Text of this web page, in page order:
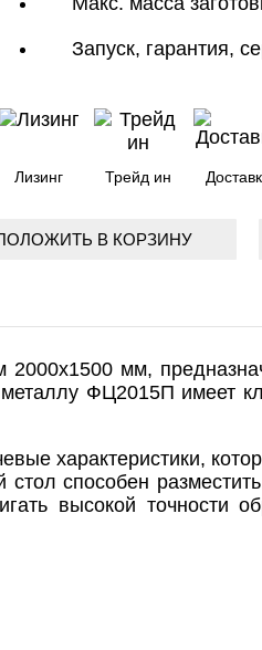
Запуск, гарантия,
Лизинг Трейд ин
мм,
ФЦ2015П имеет
характеристики,
способен
высокой точности